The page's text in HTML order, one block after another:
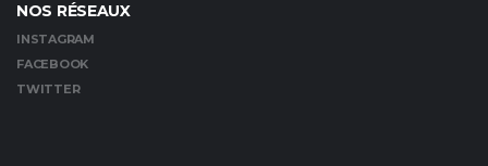
NOS RÉSEAUX
INSTAGRAM
FACEBOOK
TWITTER